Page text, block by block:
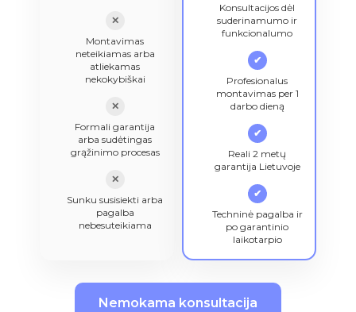
✕
Montavimas
neteikiamas arba
atliekamas
nekokybiškai
✕
Formali garantija
arba sudėtingas
grąžinimo procesas
✕
Sunku susisiekti arba
pagalba
nebesuteikiama
Konsultacijos dėl
suderinamumo ir
funkcionalumo
✔
Profesionalus
montavimas per 1
darbo dieną
✔
Reali 2 metų
garantija Lietuvoje
✔
Techninė pagalba ir
po garantinio
laikotarpio
Nemokama konsultacija